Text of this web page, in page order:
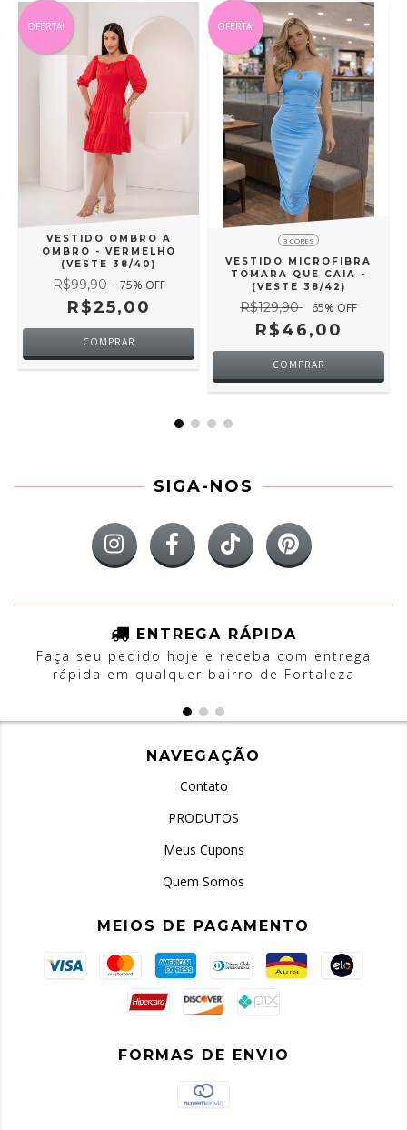
OFERTA!
VESTIDO OMBRO A
OMBRO - VERMELHO
(VESTE 38/40)
R$99,90 75% OFF
R$25,00
COMPRAR
OFERTA!
3 CORES
VESTIDO MICROFIBRA
TOMARA QUE CAIA -
(VESTE 38/42)
R$129,90 65% OFF
R$46,00
COMPRAR
SIGA-NOS
ENTREGA RÁPIDA
Faça seu pedido hoje e receba com entrega
rápida em qualquer bairro de Fortaleza
NAVEGAÇÃO
Contato
PRODUTOS
Meus Cupons
Quem Somos
MEIOS DE PAGAMENTO
FORMAS DE ENVIO